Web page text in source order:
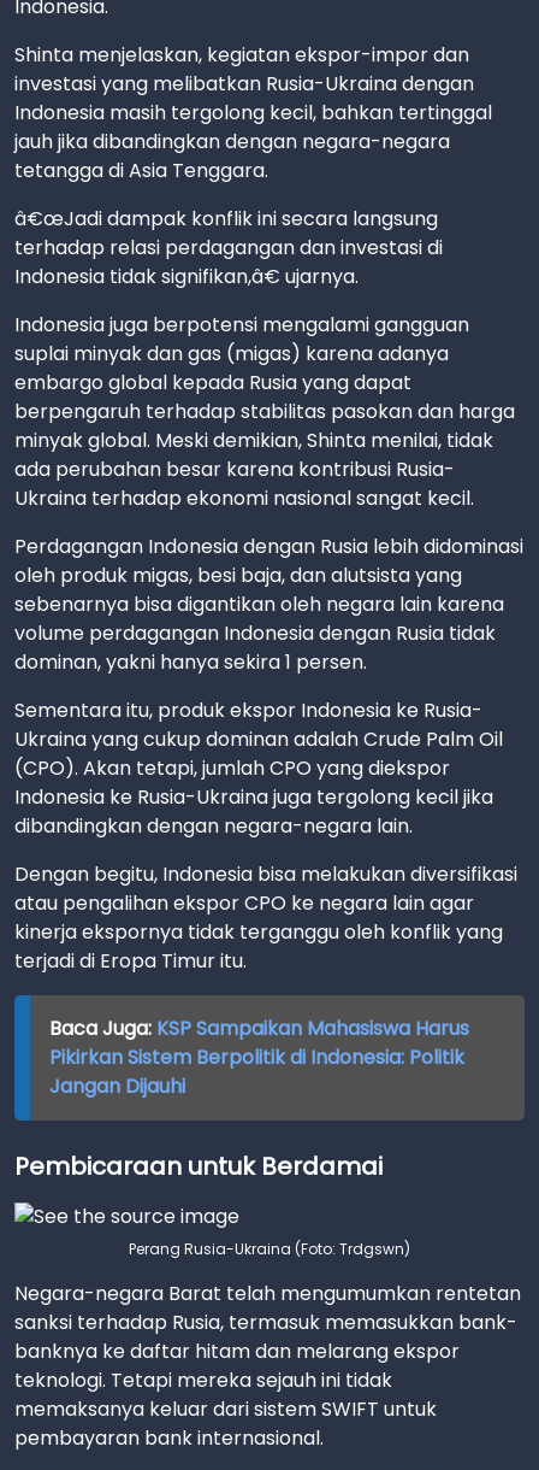
Indonesia.
Shinta menjelaskan, kegiatan ekspor-impor dan
investasi yang melibatkan Rusia-Ukraina dengan
Indonesia masih tergolong kecil, bahkan tertinggal
jauh jika dibandingkan dengan negara-negara
tetangga di Asia Tenggara.
â€œJadi dampak konflik ini secara langsung
terhadap relasi perdagangan dan investasi di
Indonesia tidak signifikan,â€ ujarnya.
Indonesia juga berpotensi mengalami gangguan
suplai minyak dan gas (migas) karena adanya
embargo global kepada Rusia yang dapat
berpengaruh terhadap stabilitas pasokan dan harga
minyak global. Meski demikian, Shinta menilai, tidak
ada perubahan besar karena kontribusi Rusia-
Ukraina terhadap ekonomi nasional sangat kecil.
Perdagangan Indonesia dengan Rusia lebih didominasi
oleh produk migas, besi baja, dan alutsista yang
sebenarnya bisa digantikan oleh negara lain karena
volume perdagangan Indonesia dengan Rusia tidak
dominan, yakni hanya sekira 1 persen.
Sementara itu, produk ekspor Indonesia ke Rusia-
Ukraina yang cukup dominan adalah Crude Palm Oil
(CPO). Akan tetapi, jumlah CPO yang diekspor
Indonesia ke Rusia-Ukraina juga tergolong kecil jika
dibandingkan dengan negara-negara lain.
Dengan begitu, Indonesia bisa melakukan diversifikasi
atau pengalihan ekspor CPO ke negara lain agar
kinerja ekspornya tidak terganggu oleh konflik yang
terjadi di Eropa Timur itu.
Baca Juga: KSP Sampaikan Mahasiswa Harus
Pikirkan Sistem Berpolitik di Indonesia: Politik
Jangan Dijauhi
Pembicaraan untuk Berdamai
Perang Rusia-Ukraina (Foto: Trdgswn)
Negara-negara Barat telah mengumumkan rentetan
sanksi terhadap Rusia, termasuk memasukkan bank-
banknya ke daftar hitam dan melarang ekspor
teknologi. Tetapi mereka sejauh ini tidak
memaksanya keluar dari sistem SWIFT untuk
pembayaran bank internasional.